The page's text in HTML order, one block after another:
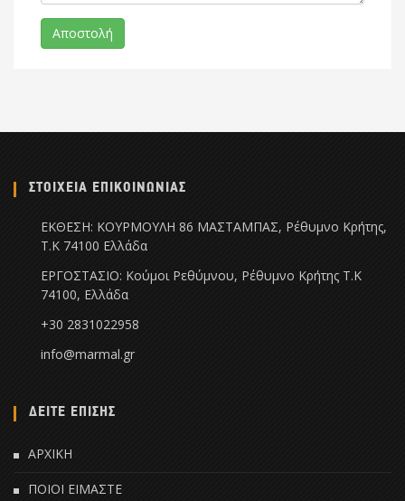
ΣΤΟΙΧΕΙΑ ΕΠΙΚΟΙΝΩΝΙΑΣ
ΕΚΘΕΣΗ: ΚΟΥΡΜΟΥΛΗ 86 ΜΑΣΤΑΜΠΑΣ, Ρέθυμνο Κρήτης,
Τ.Κ 74100 Ελλάδα
ΕΡΓΟΣΤΑΣΙΟ: Κούμοι Ρεθύμνου, Ρέθυμνο Κρήτης Τ.Κ
74100, Ελλάδα
+30 2831022958
info@marmal.gr
ΔΕΙΤΕ ΕΠΙΣΗΣ
ΑΡΧΙΚΗ
ΠΟΙΟΙ ΕΙΜΑΣΤΕ